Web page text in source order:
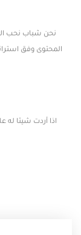
نحن شباب نحب
المحتوى وفق
اذا أردت شيئا له